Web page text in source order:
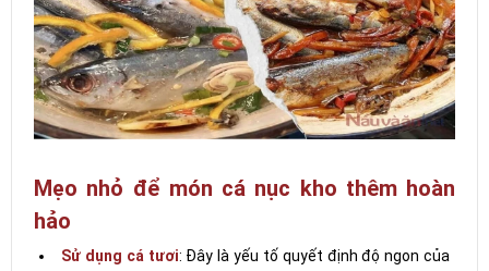
Mẹo nhỏ để món cá nục kho thêm hoàn
hảo
Sử dụng cá tươi: Đây là yếu tố quyết định độ ngon của